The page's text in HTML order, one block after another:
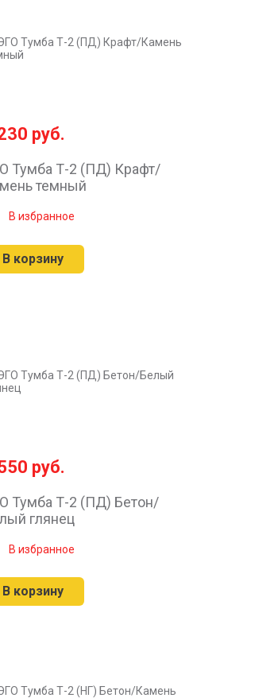
руб.
Тумба Т-2 (ПД) Крафт/
темный
В избранное
В корзину
руб.
Тумба Т-2 (ПД) Бетон/
глянец
В избранное
В корзину